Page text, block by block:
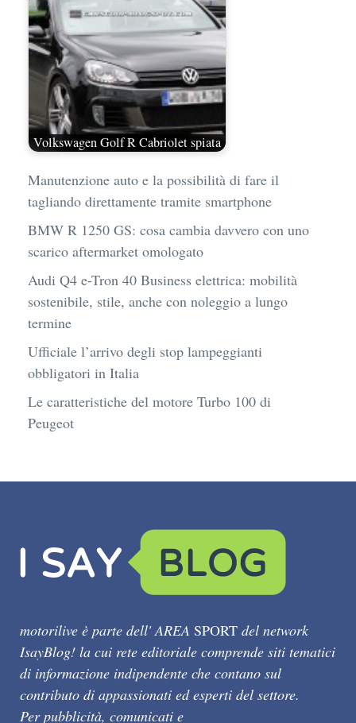
Volkswagen Golf R Cabriolet spiata
Manutenzione auto e la possibilità di fare il
tagliando direttamente tramite smartphone
BMW R 1250 GS: cosa cambia davvero con uno
scarico aftermarket omologato
Audi Q4 e-Tron 40 Business elettrica: mobilità
sostenibile, stile, anche con noleggio a lungo
termine
Ufficiale l’arrivo degli stop lampeggianti
obbligatori in Italia
Le caratteristiche del motore Turbo 100 di
Peugeot
motorilive è parte dell' AREA SPORT del network
IsayBlog! la cui rete editoriale comprende siti tematici
di informazione indipendente che contano sul
contributo di appassionati ed esperti del settore.
Per pubblicità, comunicati e